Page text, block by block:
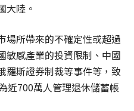
大陸。
場所帶來的不確定性或超過
敏感產業的投資限制、中國
羅斯證券制裁等事件等，致
近700萬人管理退休儲蓄帳